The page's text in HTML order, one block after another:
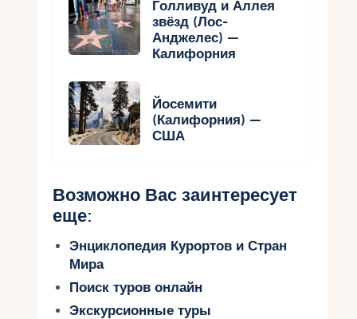
Голливуд и Аллея
звёзд (Лос-
Анджелес) —
Калифорния
Йосемити
(Калифорния) —
США
Возможно Вас заинтересует
еще:
Энциклопедия Курортов и Стран
Мира
Поиск туров онлайн
Экскурсионные туры